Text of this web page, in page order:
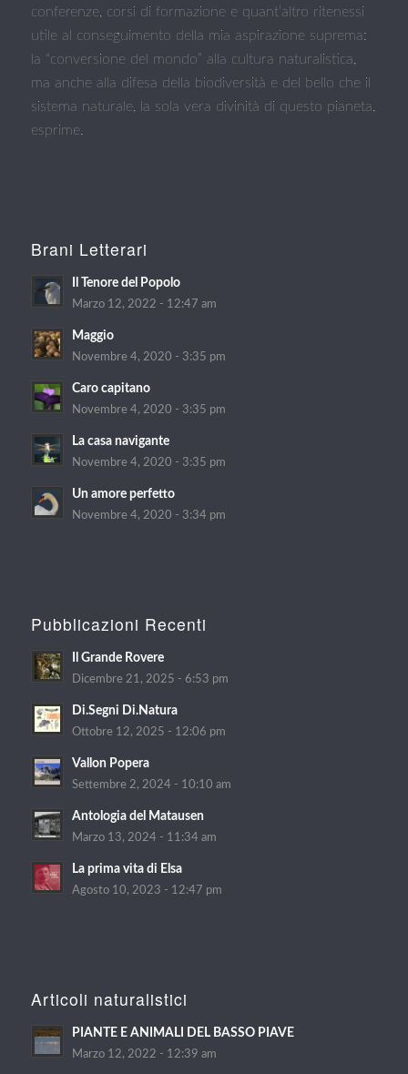
conferenze, corsi di formazione e quant’altro ritenessi
utile al conseguimento della mia aspirazione suprema:
la “conversione del mondo” alla cultura naturalistica,
ma anche alla difesa della biodiversità e del bello che il
sistema naturale, la sola vera divinità di questo pianeta,
esprime.
Brani Letterari
Il Tenore del Popolo
Marzo 12, 2022 - 12:47 am
Maggio
Novembre 4, 2020 - 3:35 pm
Caro capitano
Novembre 4, 2020 - 3:35 pm
La casa navigante
Novembre 4, 2020 - 3:35 pm
Un amore perfetto
Novembre 4, 2020 - 3:34 pm
Pubblicazioni Recenti
Il Grande Rovere
Dicembre 21, 2025 - 6:53 pm
Di.Segni Di.Natura
Ottobre 12, 2025 - 12:06 pm
Vallon Popera
Settembre 2, 2024 - 10:10 am
Antologia del Matausen
Marzo 13, 2024 - 11:34 am
La prima vita di Elsa
Agosto 10, 2023 - 12:47 pm
Articoli naturalistici
PIANTE E ANIMALI DEL BASSO PIAVE
Marzo 12, 2022 - 12:39 am